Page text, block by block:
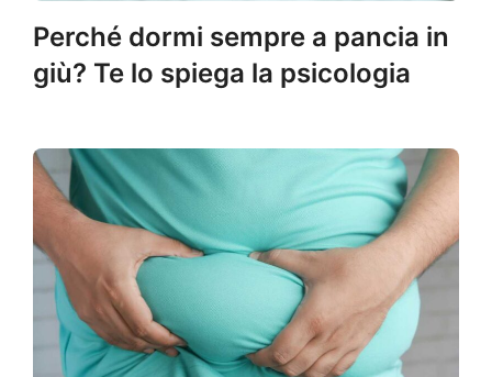
Perché dormi sempre a pancia in
giù? Te lo spiega la psicologia